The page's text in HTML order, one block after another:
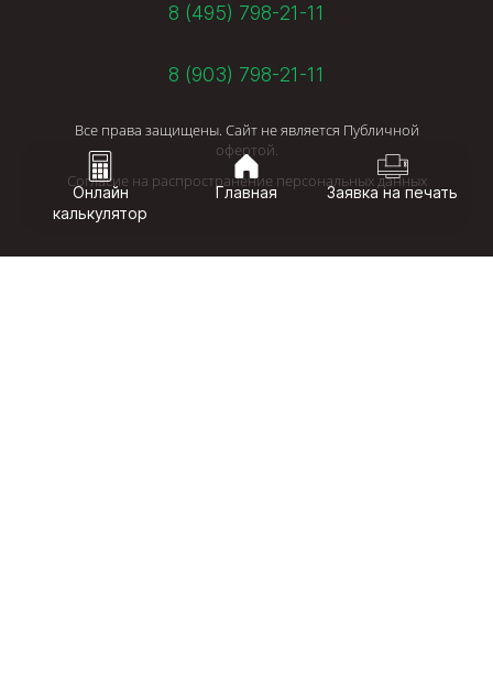
Онлайн
калькулятор
Главная Заявка на печать
8 (495) 798-21-11
8 (903) 798-21-11
Все права защищены. Сайт не является Публичной
офертой.
Согласие на распространение персональных данных